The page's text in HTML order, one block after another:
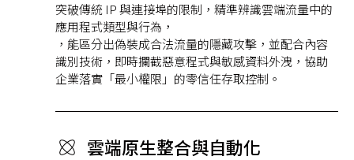
突破傳統 IP 與連接埠的限制，精準辨識雲端流量中的
應用程式類型與行為，
，能區分出偽裝成合法流量的隱藏攻擊，並配合內容
識別技術，即時攔截惡意程式與敏感資料外洩，協助
企業落實「最小權限」的零信任存取控制。
雲端原生整合與自動化